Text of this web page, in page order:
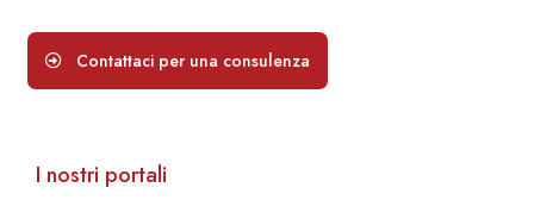
Contattaci per una consulenza
I nostri portali